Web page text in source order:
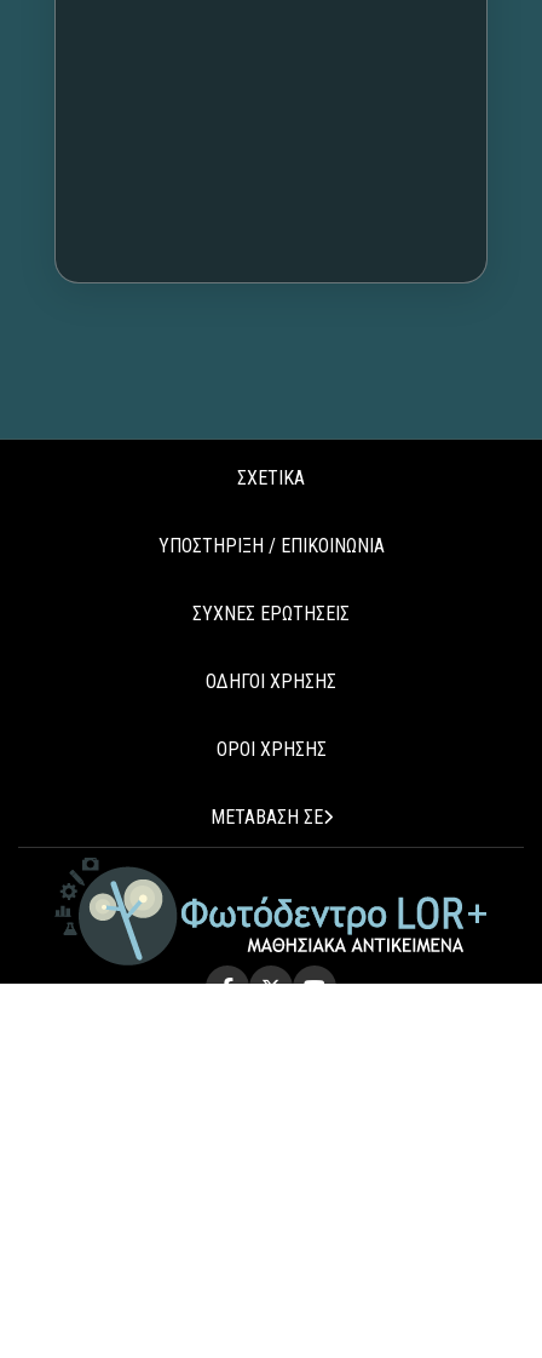
ΣΧΕΤΙΚΑ
ΥΠΟΣΤΗΡΙΞΗ / ΕΠΙΚΟΙΝΩΝΙΑ
ΣΥΧΝΕΣ ΕΡΩΤΗΣΕΙΣ
ΟΔΗΓΟΙ ΧΡΗΣΗΣ
ΟΡΟΙ ΧΡΗΣΗΣ
ΜΕΤΑΒΑΣΗ ΣΕ